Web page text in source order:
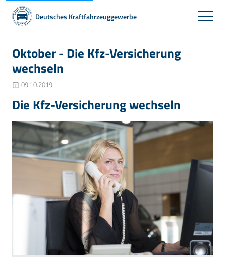
Deutsches Kraftfahrzeuggewerbe
Oktober - Die Kfz-Versicherung
wechseln
09.10.2019
Die Kfz-Versicherung wechseln